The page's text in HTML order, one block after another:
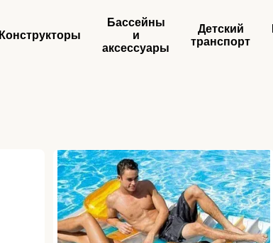
Конструкторы
Бассейны
и
аксессуары
Детский
транспорт